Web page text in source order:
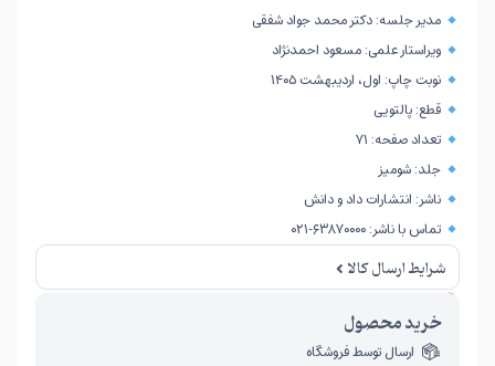
مدیر جلسه: دکتر محمد جواد شفقی
ویراستار علمی: مسعود احمدنژاد
نوبت چاپ: اول، اردیبهشت ۱۴۰۵
قطع: پالتویی
تعداد صفحه: ۷۱
جلد: شومیز
ناشر: انتشارات داد و دانش
تماس با ناشر: ۶۳۸۷۰۰۰۰-۰۲۱
شرایط ارسال کالا
خرید محصول
ارسال توسط فروشگاه